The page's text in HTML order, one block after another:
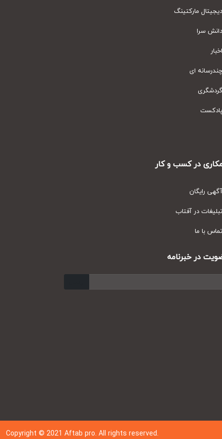
مارکتینگ
سرا
ای
در کسب و کار
رایگان
در آفتاب
با ما
در خبرنامه
Copyright © 202 1Aftab pro. All rights reserved.